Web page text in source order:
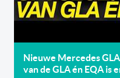
Nieuwe Mercedes
van de GLA én EQA is